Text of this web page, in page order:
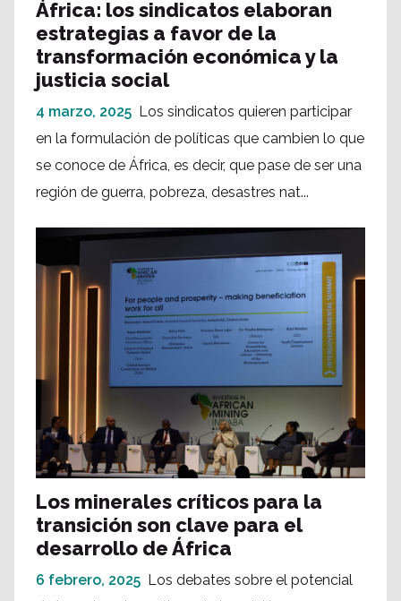
África: los sindicatos elaboran
estrategias a favor de la
transformación económica y la
justicia social
4 marzo, 2025 Los sindicatos quieren participar
en la formulación de políticas que cambien lo que
se conoce de África, es decir, que pase de ser una
región de guerra, pobreza, desastres nat...
Los minerales críticos para la
transición son clave para el
desarrollo de África
6 febrero, 2025 Los debates sobre el potencial